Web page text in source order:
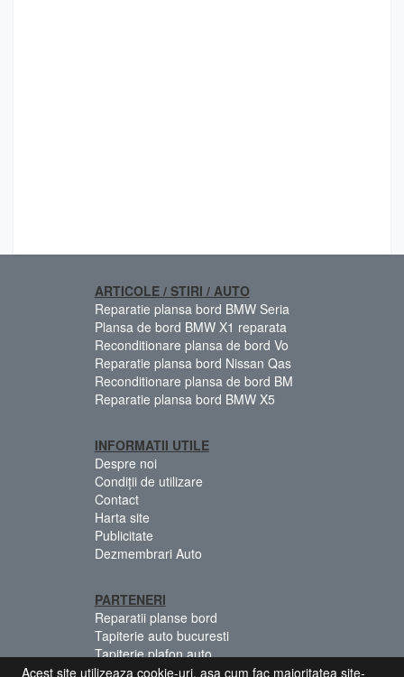
ARTICOLE / STIRI / AUTO
Reparatie plansa bord BMW Seria
Plansa de bord BMW X1 reparata
Reconditionare plansa de bord Vo
Reparatie plansa bord Nissan Qas
Reconditionare plansa de bord BM
Reparatie plansa bord BMW X5
INFORMATII UTILE
Despre noi
Condiții de utilizare
Contact
Harta site
Publicitate
Dezmembrari Auto
PARTENERI
Reparatii planse bord
Tapiterie auto bucuresti
Tapiterie plafon auto
Centuri siguranta colorate
Acest site utilizeaza cookie-uri, asa cum fac majoritatea site-